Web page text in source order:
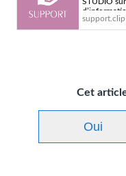
Cet
Oui